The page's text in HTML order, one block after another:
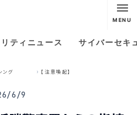
MENU
ティニュース サイバーセキ
ング
6/9